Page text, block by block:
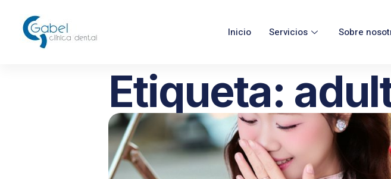
Inicio Servicios Sobre
Etiqueta: